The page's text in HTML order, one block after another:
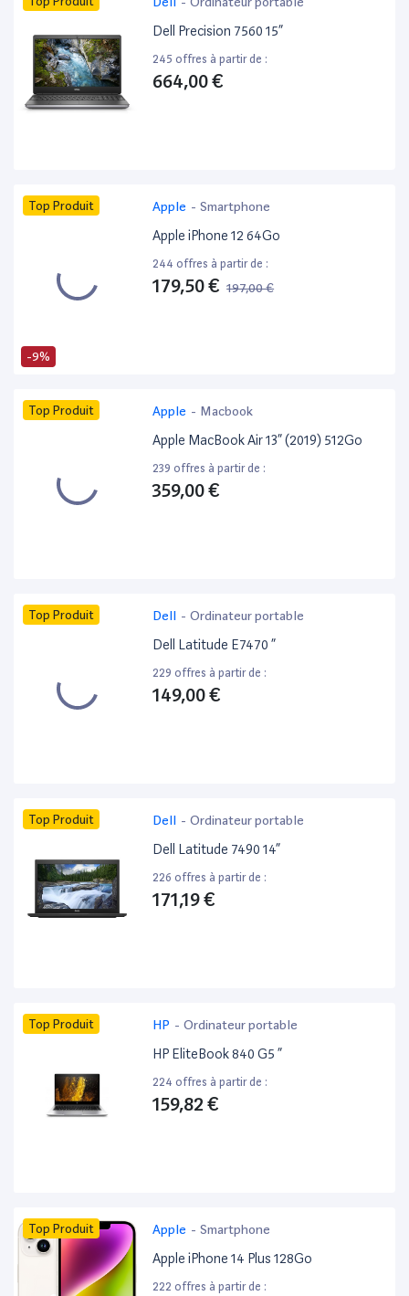
Dell Precision 7560 15”
245 offres à partir de :
664,00 €
-9%
Top Produit Apple - Smartphone
Apple iPhone 12 64Go
244 offres à partir de :
179,50 € 197,00 €
Top Produit Apple - Macbook
Apple MacBook Air 13” (2019) 512Go
239 offres à partir de :
359,00 €
Top Produit Dell - Ordinateur portable
Dell Latitude E7470 ”
229 offres à partir de :
149,00 €
Top Produit Dell - Ordinateur portable
Dell Latitude 7490 14”
226 offres à partir de :
171,19 €
Top Produit HP - Ordinateur portable
HP EliteBook 840 G5 ”
224 offres à partir de :
159,82 €
Top Produit Apple - Smartphone
Apple iPhone 14 Plus 128Go
222 offres à partir de :